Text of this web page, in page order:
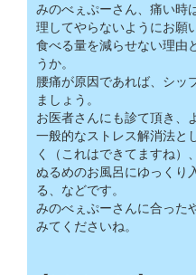
みのべぇぷーさん、痛い時
理してやらないようにお願
食べる量を減らせない理由
うか。
腰痛が原因であれば、シッ
ましょう。
お医者さんにも診て頂き、
一般的なストレス解消法と
く（これはできてますね）、
ぬるめのお風呂にゆっくり
る、などです。
みのべぇぷーさんに合った
みてくださいね。